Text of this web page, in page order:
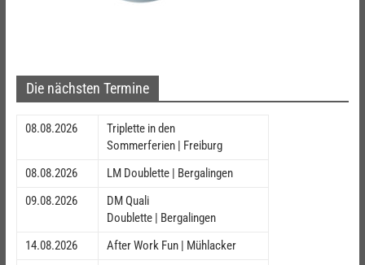
Die nächsten Termine
08.08.2026
Triplette in den
Sommerferien | Freiburg
08.08.2026
LM Doublette | Bergalingen
09.08.2026
DM Quali
Doublette | Bergalingen
14.08.2026
After Work Fun | Mühlacker